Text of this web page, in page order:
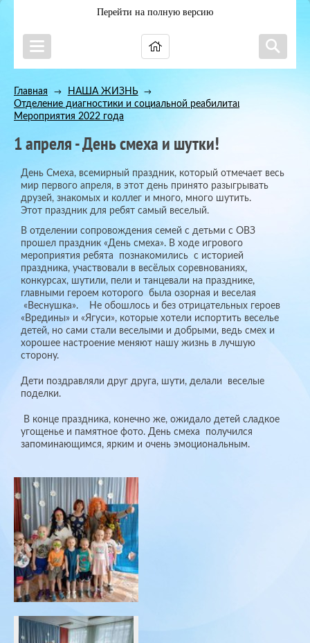
Перейти на полную версию
Главная → НАША ЖИЗНЬ →
Отделение диагностики и социальной реабилитации
Мероприятия 2022 года
1 апреля - День смеха и шутки!
День Смеха, всемирный праздник, который отмечает весь
мир первого апреля, в этот день принято разыгрывать
друзей, знакомых и коллег и много, много шутить.
Этот праздник для ребят самый веселый.
В отделении сопровождения семей с детьми с ОВЗ
прошел праздник «День смеха». В ходе игрового
мероприятия ребята познакомились с историей
праздника, участвовали в весёлых соревнованиях,
конкурсах, шутили, пели и танцевали на празднике,
главными героем которого была озорная и веселая
«Веснушка». Не обошлось и без отрицательных героев
«Вредины» и «Ягуси», которые хотели испортить веселье
детей, но сами стали веселыми и добрыми, ведь смех и
хорошее настроение меняют нашу жизнь в лучшую
сторону.
Дети поздравляли друг друга, шути, делали веселые
поделки.
В конце праздника, конечно же, ожидало детей сладкое
угощенье и памятное фото. День смеха получился
запоминающимся, ярким и очень эмоциональным.